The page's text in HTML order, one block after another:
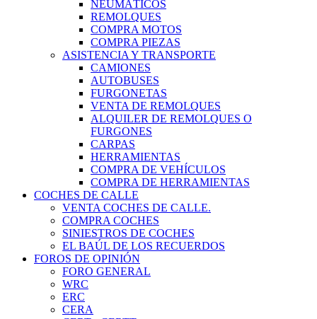
NEUMÁTICOS
REMOLQUES
COMPRA MOTOS
COMPRA PIEZAS
ASISTENCIA Y TRANSPORTE
CAMIONES
AUTOBUSES
FURGONETAS
VENTA DE REMOLQUES
ALQUILER DE REMOLQUES O
FURGONES
CARPAS
HERRAMIENTAS
COMPRA DE VEHÍCULOS
COMPRA DE HERRAMIENTAS
COCHES DE CALLE
VENTA COCHES DE CALLE.
COMPRA COCHES
SINIESTROS DE COCHES
EL BAÚL DE LOS RECUERDOS
FOROS DE OPINIÓN
FORO GENERAL
WRC
ERC
CERA